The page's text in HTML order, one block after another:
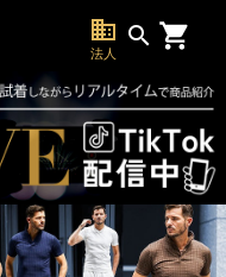
business
法人
search